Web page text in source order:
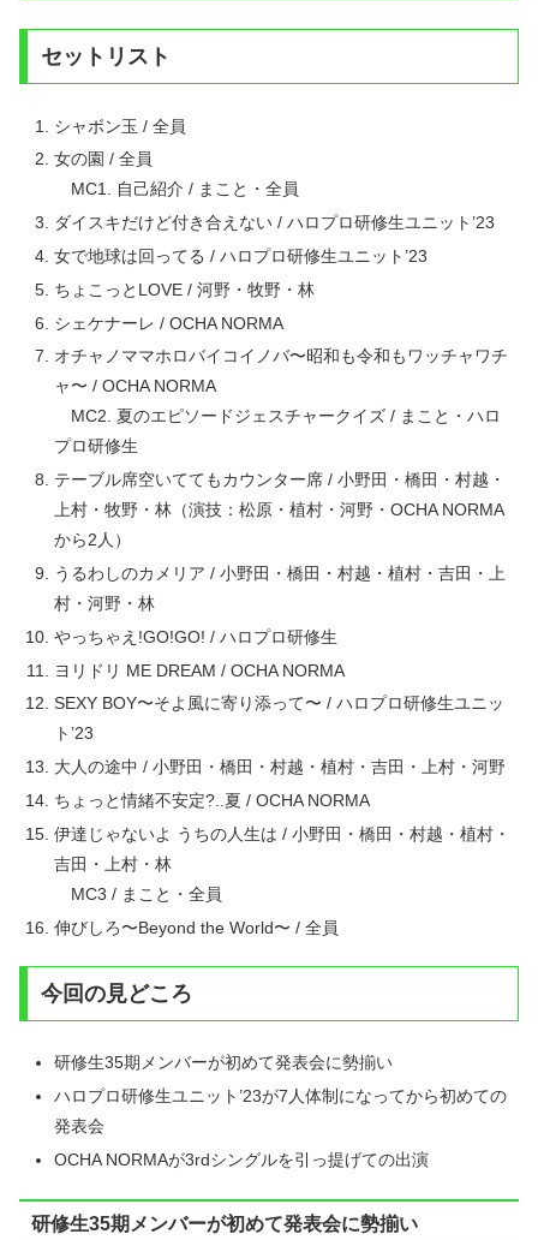
セットリスト
シャボン玉 / 全員
女の園 / 全員
MC1. 自己紹介 / まこと・全員
ダイスキだけど付き合えない / ハロプロ研修生ユニット’23
女で地球は回ってる / ハロプロ研修生ユニット’23
ちょこっとLOVE / 河野・牧野・林
シェケナーレ / OCHA NORMA
オチャノママホロバイコイノバ〜昭和も令和もワッチャワチ
ャ〜 / OCHA NORMA
MC2. 夏のエピソードジェスチャークイズ / まこと・ハロ
プロ研修生
テーブル席空いててもカウンター席 / 小野田・橋田・村越・
上村・牧野・林（演技：松原・植村・河野・OCHA NORMA
から2人）
うるわしのカメリア / 小野田・橋田・村越・植村・吉田・上
村・河野・林
やっちゃえ!GO!GO! / ハロプロ研修生
ヨリドリ ME DREAM / OCHA NORMA
SEXY BOY〜そよ風に寄り添って〜 / ハロプロ研修生ユニッ
ト’23
大人の途中 / 小野田・橋田・村越・植村・吉田・上村・河野
ちょっと情緒不安定?..夏 / OCHA NORMA
伊達じゃないよ うちの人生は / 小野田・橋田・村越・植村・
吉田・上村・林
MC3 / まこと・全員
伸びしろ〜Beyond the World〜 / 全員
今回の見どころ
研修生35期メンバーが初めて発表会に勢揃い
ハロプロ研修生ユニット’23が7人体制になってから初めての
発表会
OCHA NORMAが3rdシングルを引っ提げての出演
研修生35期メンバーが初めて発表会に勢揃い